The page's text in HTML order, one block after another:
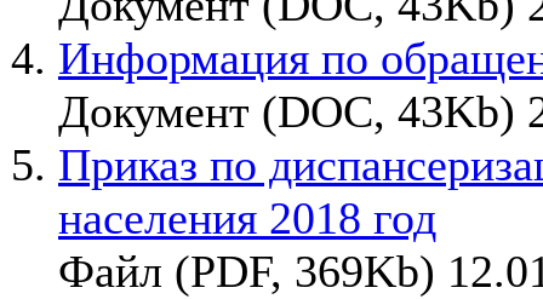
Информация по
Документ (DOC, 43Kb)
Приказ по
населения 2018 год
Файл (PDF, 369Kb)